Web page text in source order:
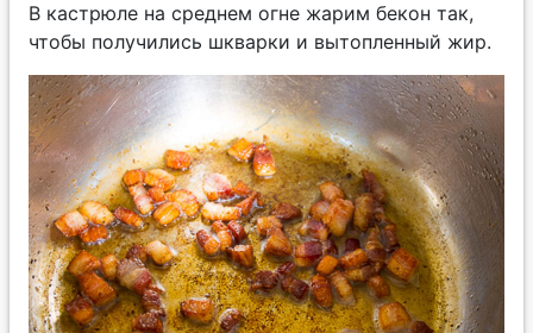
В кастрюле на среднем огне жарим бекон так,
чтобы получились шкварки и вытопленный жир.